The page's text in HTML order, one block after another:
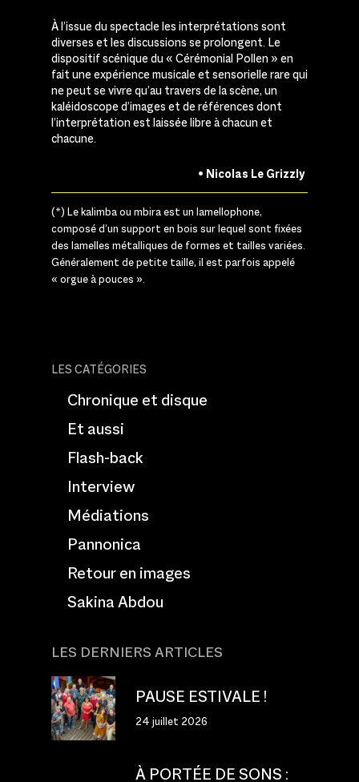
À l’issue du spectacle les interprétations sont
diverses et les discussions se prolongent. Le
dispositif scénique du « Cérémonial Pollen » en
fait une expérience musicale et sensorielle rare qui
ne peut se vivre qu’au travers de la scène, un
kaléidoscope d’images et de références dont
l’interprétation est laissée libre à chacun et
chacune.
• Nicolas Le Grizzly
(*) Le kalimba ou mbira est un lamellophone,
composé d’un support en bois sur lequel sont fixées
des lamelles métalliques de formes et tailles variées.
Généralement de petite taille, il est parfois appelé
« orgue à pouces ».
LES CATÉGORIES
Chronique et disque
Et aussi
Flash-back
Interview
Médiations
Pannonica
Retour en images
Sakina Abdou
LES DERNIERS ARTICLES
PAUSE ESTIVALE !
24 juillet 2026
À PORTÉE DE SONS :